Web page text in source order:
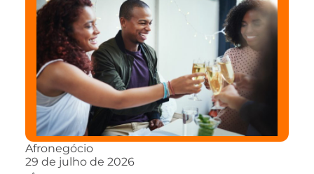
Afronegócio
29 de julho de 2026